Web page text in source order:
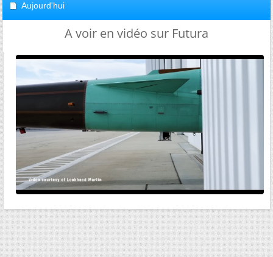
Aujourd'hui
A voir en vidéo sur Futura